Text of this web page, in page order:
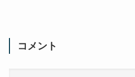
コメント